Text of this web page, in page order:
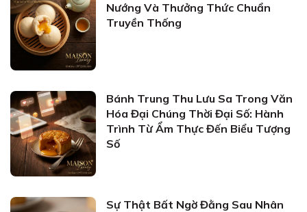
Nướng Và Thưởng Thức Chuẩn
Truyền Thống
Bánh Trung Thu Lưu Sa Trong Văn
Hóa Đại Chúng Thời Đại Số: Hành
Trình Từ Ẩm Thực Đến Biểu Tượng
Số
Sự Thật Bất Ngờ Đằng Sau Nhân